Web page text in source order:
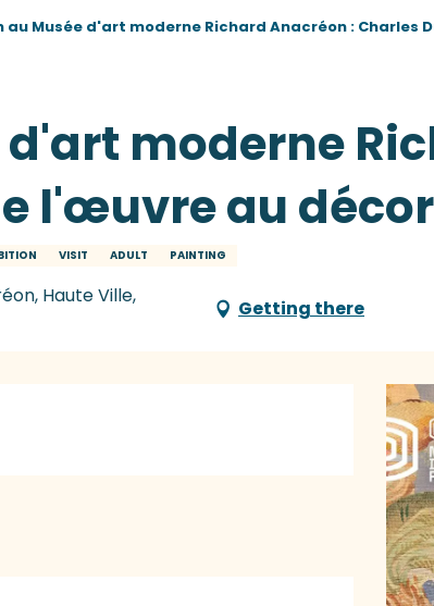
au Musée d'art moderne Richard Anacréon : Charles
moderne
l'œuvre au décor
VISIT ADULT PAINTING
Haute Ville,
Getting there